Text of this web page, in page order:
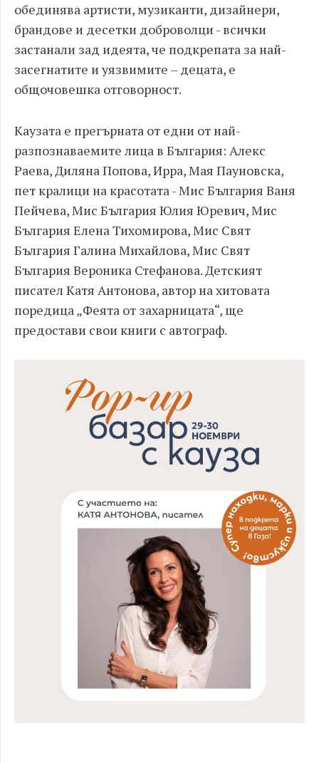
обединява артисти, музиканти, дизайнери,
брандове и десетки доброволци - всички
застанали зад идеята, че подкрепата за най-
засегнатите и уязвимите – децата, е
общочовешка отговорност.
Каузата е прегърната от едни от най-
разпознаваемите лица в България: Алекс
Раева, Диляна Попова, Ирра, Мая Пауновска,
пет кралици на красотата - Мис България Ваня
Пейчева, Мис България Юлия Юревич, Мис
България Елена Тихомирова, Мис Свят
България Галина Михайлова, Мис Свят
България Вероника Стефанова. Детският
писател Катя Антонова, автор на хитовата
поредица „Феята от захарницата“, ще
предостави свои книги с автограф.